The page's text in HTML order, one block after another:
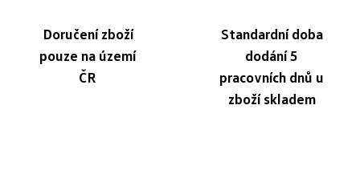
Doručení zboží
pouze na území
ČR
Standardní doba
dodání 5
pracovních dnů u
zboží skladem